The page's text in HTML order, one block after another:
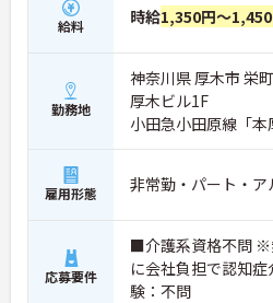
ケアを行うため、介護業界が初めて
方でも安心してスタートできるのが特
様から直接「ありがとう」と感謝の
る機会も多く、日々やりがいを感じな
す。
◆夜勤がなく「日勤のみ」のお仕事な
やプライベートとの両立がしやすい
や時間の相談が可能で、Wワークも
ずつ働いて、子育てが落ち着いたら日
い」という希望も叶います。過去3年
せた働き方が選べます。
◆社内ガイドラインの範囲内で髪色
す！ネイルやまつげエクステ、ひげ
しゃれを我慢することなく、自分らし
給料 時給1,350円～
勤務地
神奈川県 厚木市 栄
厚木ビル1F
小田急小田原線「
雇用形態 非常勤・パート・ア
応募要件
■介護系資格不問 ※
に会社負担で認知
験：不問